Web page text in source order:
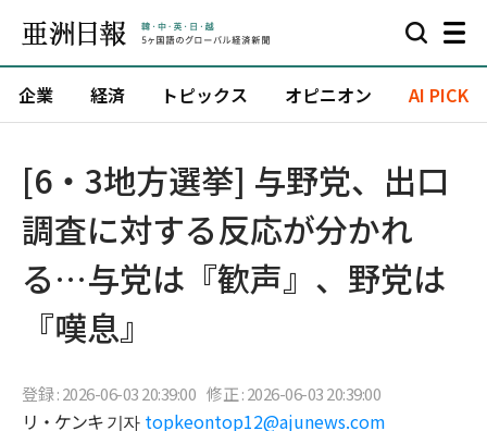
企業 経済 トピックス オピニオン AI PICK
[6・3地方選挙] 与野党、出口
調査に対する反応が分かれ
る…与党は『歓声』、野党は
『嘆息』
登録 : 2026-06-03 20:39:00 修正 : 2026-06-03 20:39:00
リ・ケンキ 기자 topkeontop12@ajunews.com